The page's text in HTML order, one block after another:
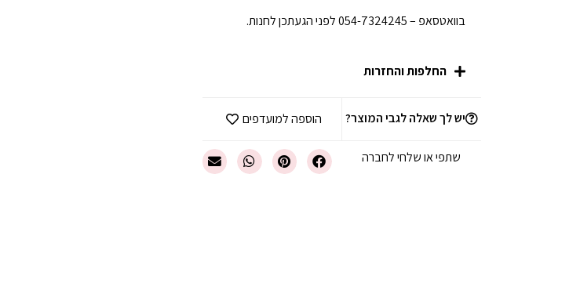
בוואטסאפ – 054-7324245 לפני הגעתכן לחנות.
החלפות והחזרות
יש לך שאלה לגבי המוצר? הוספה למועדפים
שתפי או שלחי לחברה